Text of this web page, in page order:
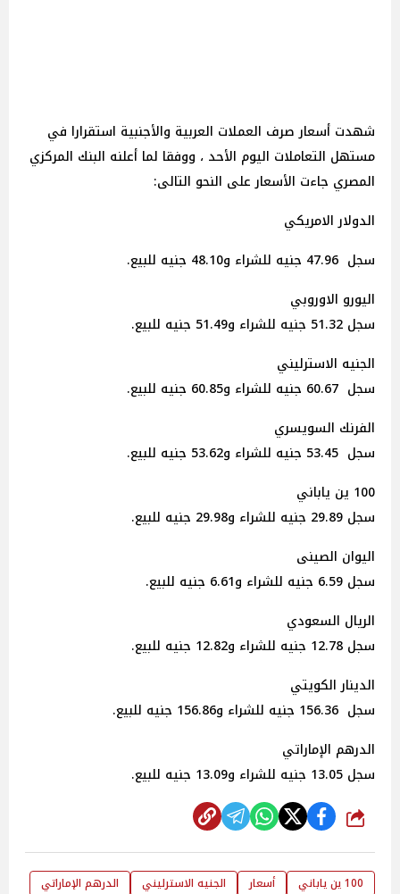
شهدت أسعار صرف العملات العربية والأجنبية استقرارا في
مستهل التعاملات اليوم الأحد ، ووفقا لما أعلنه البنك المركزي
المصري جاءت الأسعار على النحو التالى:
الدولار الامريكي
سجل 47.96 جنيه للشراء و48.10 جنيه للبيع.
اليورو الاوروبي
سجل 51.32 جنيه للشراء و51.49 جنيه للبيع.
الجنيه الاسترليني
سجل 60.67 جنيه للشراء و60.85 جنيه للبيع.
الفرنك السويسري
سجل 53.45 جنيه للشراء و53.62 جنيه للبيع.
100 ين ياباني
سجل 29.89 جنيه للشراء و29.98 جنيه للبيع.
اليوان الصينى
سجل 6.59 جنيه للشراء و6.61 جنيه للبيع.
الريال السعودي
سجل 12.78 جنيه للشراء و12.82 جنيه للبيع.
الدينار الكويتي
سجل 156.36 جنيه للشراء و156.86 جنيه للبيع.
الدرهم الإماراتي
سجل 13.05 جنيه للشراء و13.09 جنيه للبيع.
شارك
100 ين ياباني أسعار الجنيه الاسترليني
الدرهم الإماراتي